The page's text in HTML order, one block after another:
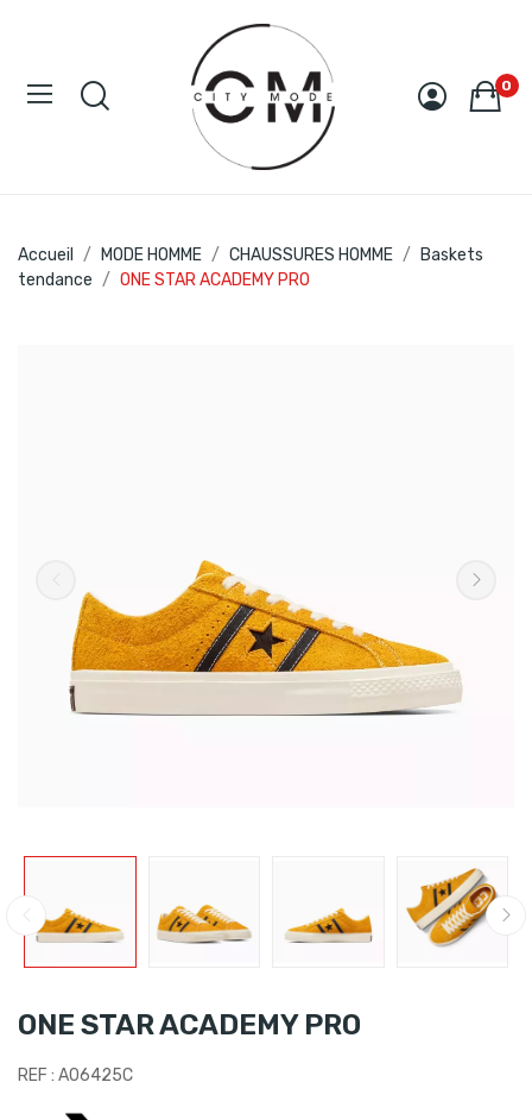
0
Accueil MODE HOMME CHAUSSURES HOMME
Baskets
tendance
ONE STAR ACADEMY PRO
ONE STAR ACADEMY PRO
REF : A06425C